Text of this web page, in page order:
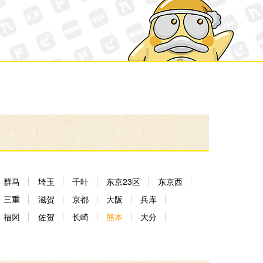
群马 埼玉 千叶 东京23区
东京西
三重
滋贺 京都 大阪
兵库
福冈
佐贺 长崎 熊本 大分